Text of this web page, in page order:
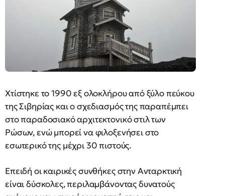
Χτίστηκε το 1990 εξ ολοκλήρου από ξύλο πεύκου
της Σιβηρίας και ο σχεδιασμός της παραπέμπει
στο παραδοσιακό αρχιτεκτονικό στιλ των
Ρώσων, ενώ μπορεί να φιλοξενήσει στο
εσωτερικό της μέχρι 30 πιστούς.
Επειδή οι καιρικές συνθήκες στην Ανταρκτική
είναι δύσκολες, περιλαμβάνοντας δυνατούς